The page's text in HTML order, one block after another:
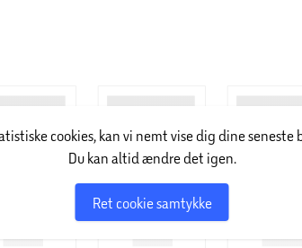
cookies, kan vi nemt vise dig dine seneste
Du kan altid ændre det igen.
Ret cookie samtykke